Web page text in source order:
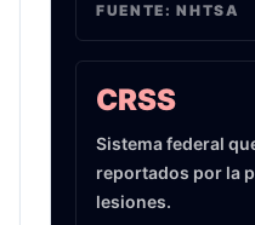
FUENTE:NHTSA
CRSS
Sistema federal
reportados por la
lesiones.